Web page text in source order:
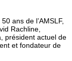
ans de l’AMSLF,
Rachline,
président actuel de
et fondateur de